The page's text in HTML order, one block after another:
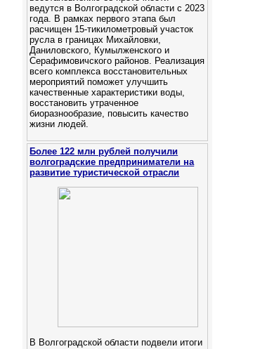
ведутся в Волгоградской области с 2023
года. В рамках первого этапа был
расчищен 15-тикилометровый участок
русла в границах Михайловки,
Даниловского, Кумылженского и
Серафимовичского районов. Реализация
всего комплекса восстановительных
мероприятий поможет улучшить
качественные характеристики воды,
восстановить утраченное
биоразнообразие, повысить качество
жизни людей.
Более 122 млн рублей получили
волгоградские предприниматели на
развитие туристической отрасли
В Волгоградской области подвели итоги